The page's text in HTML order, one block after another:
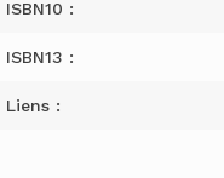
ISBN10 :
ISBN13 :
Liens :